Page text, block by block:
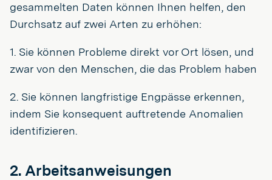
gesammelten Daten können Ihnen helfen, den
Durchsatz auf zwei Arten zu erhöhen:
1. Sie können Probleme direkt vor Ort lösen, und
zwar von den Menschen, die das Problem haben
2. Sie können langfristige Engpässe erkennen,
indem Sie konsequent auftretende Anomalien
identifizieren.
2. Arbeitsanweisungen